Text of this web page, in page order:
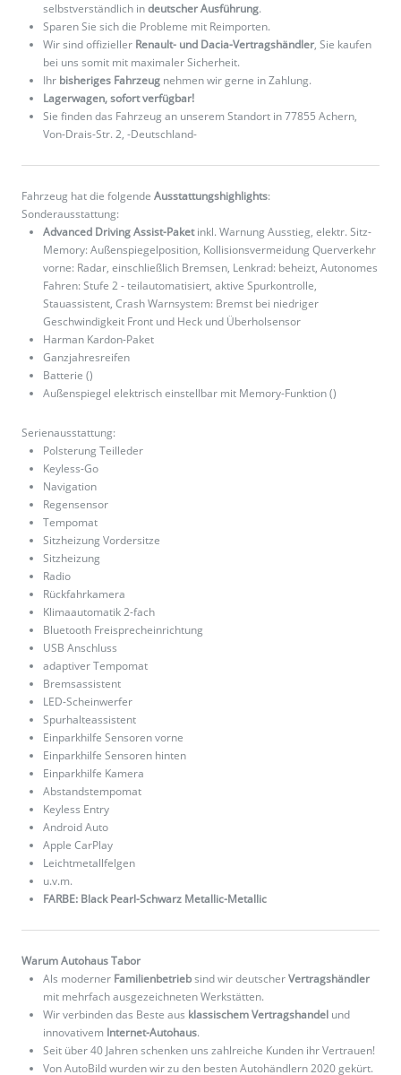
selbstverständlich indeutscher Ausführung.
Sparen Sie sich die Probleme mit Reimporten.
Wir sind offizieller Renault- und Dacia-Vertragshändler, Sie kaufen
bei uns somit mit maximaler Sicherheit.
Ihr bisheriges Fahrzeug nehmen wir gerne in Zahlung.
Lagerwagen, sofort verfügbar!
Sie finden das Fahrzeug an unserem Standort in 77855 Achern,
Von-Drais-Str. 2, -Deutschland-
Fahrzeug hat die folgende Ausstattungshighlights:
Sonderausstattung:
Advanced Driving Assist-Paketinkl. Warnung Ausstieg, elektr. Sitz-
Memory: Außenspiegelposition, Kollisionsvermeidung Querverkehr
vorne: Radar, einschließlich Bremsen, Lenkrad: beheizt, Autonomes
Fahren: Stufe 2 - teilautomatisiert, aktive Spurkontrolle,
Stauassistent, Crash Warnsystem: Bremst bei niedriger
Geschwindigkeit Front und Heck und Überholsensor
Harman Kardon-Paket
Ganzjahresreifen
Batterie ()
Außenspiegel elektrisch einstellbar mit Memory-Funktion ()
Serienausstattung:
Polsterung Teilleder
Keyless-Go
Navigation
Regensensor
Tempomat
Sitzheizung Vordersitze
Sitzheizung
Radio
Rückfahrkamera
Klimaautomatik 2-fach
Bluetooth Freisprecheinrichtung
USB Anschluss
adaptiver Tempomat
Bremsassistent
LED-Scheinwerfer
Spurhalteassistent
Einparkhilfe Sensoren vorne
Einparkhilfe Sensoren hinten
Einparkhilfe Kamera
Abstandstempomat
Keyless Entry
Android Auto
Apple CarPlay
Leichtmetallfelgen
u.v.m.
FARBE: Black Pearl-Schwarz Metallic-Metallic
Warum Autohaus Tabor
Als moderner Familienbetriebsind wir deutscherVertragshändler
mit mehrfach ausgezeichneten Werkstätten.
Wir verbinden das Beste aus klassischem Vertragshandel und
innovativem Internet-Autohaus.
Seit über 40 Jahren schenken uns zahlreiche Kunden ihr Vertrauen!
Von AutoBild wurden wir zu den besten Autohändlern 2020 gekürt.